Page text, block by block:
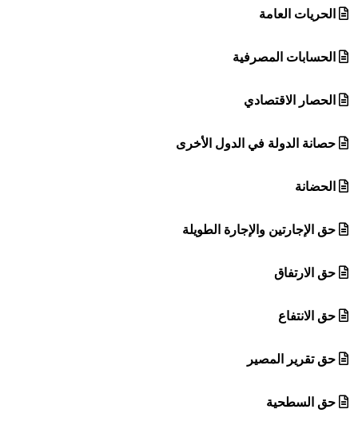
الحريات العامة
الحسابات المصرفية
الحصار الاقتصادي
حصانة الدولة في الدول الأخرى
الحضانة
حق الإجارتين والإجارة الطويلة
حق الارتفاق
حق الانتفاع
حق تقرير المصير
حق السطحية